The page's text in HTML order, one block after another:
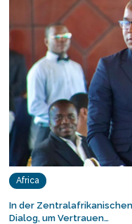
Africa
In der
Dialog, um Vertrauen…